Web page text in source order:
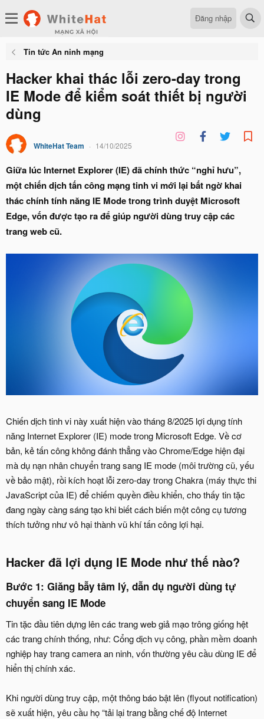
Đăng nhập
Tin tức An ninh mạng
Hacker khai thác lỗi zero-day trong
IE Mode để kiểm soát thiết bị người
dùng
WhiteHat Team 14/10/2025
Giữa lúc Internet Explorer (IE) đã chính thức “nghỉ hưu”,
một chiến dịch tấn công mạng tinh vi mới lại bất ngờ khai
thác chính tính năng IE Mode trong trình duyệt Microsoft
Edge, vốn được tạo ra để giúp người dùng truy cập các
trang web cũ.
Chiến dịch tinh vi này xuất hiện vào tháng 8/2025 lợi dụng tính
năng Internet Explorer (IE) mode trong Microsoft Edge. Về cơ
bản, kẻ tấn công không đánh thẳng vào Chrome/Edge hiện đại
mà dụ nạn nhân chuyển trang sang IE mode (môi trường cũ, yếu
về bảo mật), rồi kích hoạt lỗi zero-day trong Chakra (máy thực thi
JavaScript của IE) để chiếm quyền điều khiển, cho thấy tin tặc
đang ngày càng sáng tạo khi biết cách biến một công cụ tương
thích tưởng như vô hại thành vũ khí tấn công lợi hại.
Hacker đã lợi dụng IE Mode như thế nào?​
Bước 1: Giăng bẫy tâm lý, dẫn dụ người dùng tự
chuyển sang IE Mode​
Tin tặc đầu tiên dựng lên các trang web giả mạo trông giống hệt
các trang chính thống, như: Cổng dịch vụ công, phần mềm doanh
nghiệp hay trang camera an ninh, vốn thường yêu cầu dùng IE để
hiển thị chính xác.
Khi người dùng truy cập, một thông báo bật lên (flyout notification)
sẽ xuất hiện, yêu cầu họ “tải lại trang bằng chế độ Internet